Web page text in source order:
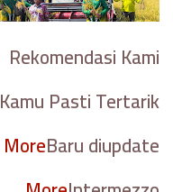
Rekomendasi Kami
Kamu Pasti Tertarik
MoreBaru diupdate